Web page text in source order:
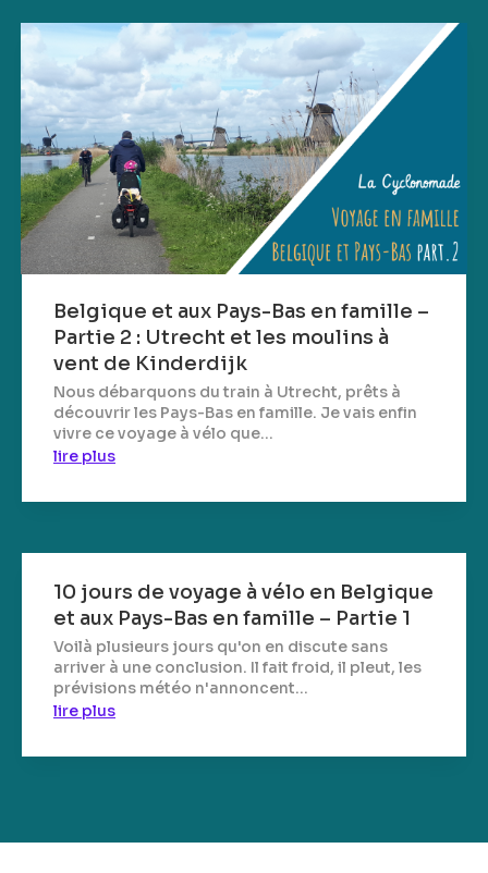
Belgique et aux Pays-Bas en famille –
Partie 2 : Utrecht et les moulins à
vent de Kinderdijk
Nous débarquons du train à Utrecht, prêts à
découvrir les Pays-Bas en famille. Je vais enfin
vivre ce voyage à vélo que...
lire plus
10 jours de voyage à vélo en Belgique
et aux Pays-Bas en famille – Partie 1
Voilà plusieurs jours qu'on en discute sans
arriver à une conclusion. Il fait froid, il pleut, les
prévisions météo n'annoncent...
lire plus